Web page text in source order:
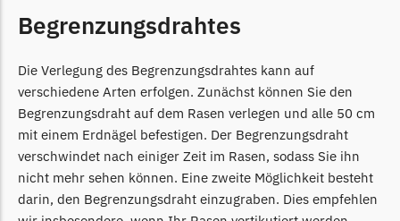
Yardforce
Begrenzungsdraht
Zoef Robot
Zoef Robot Messer
Begrenzungsdraht
Begrenzungsdrahtes
Die Verlegung des Begrenzungsdrahtes kann auf
verschiedene Arten erfolgen. Zunächst können Sie den
Begrenzungsdraht auf dem Rasen verlegen und alle 50 cm
mit einem Erdnägel befestigen. Der Begrenzungsdraht
verschwindet nach einiger Zeit im Rasen, sodass Sie ihn
nicht mehr sehen können. Eine zweite Möglichkeit besteht
darin, den Begrenzungsdraht einzugraben. Dies empfehlen